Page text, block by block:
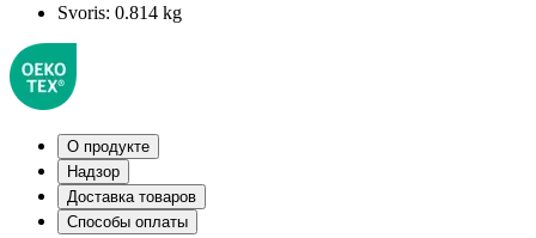
Svoris: 0.814 kg
О продукте
Надзор
Доставка товаров
Способы оплаты